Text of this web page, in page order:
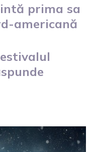
prima sa
americană